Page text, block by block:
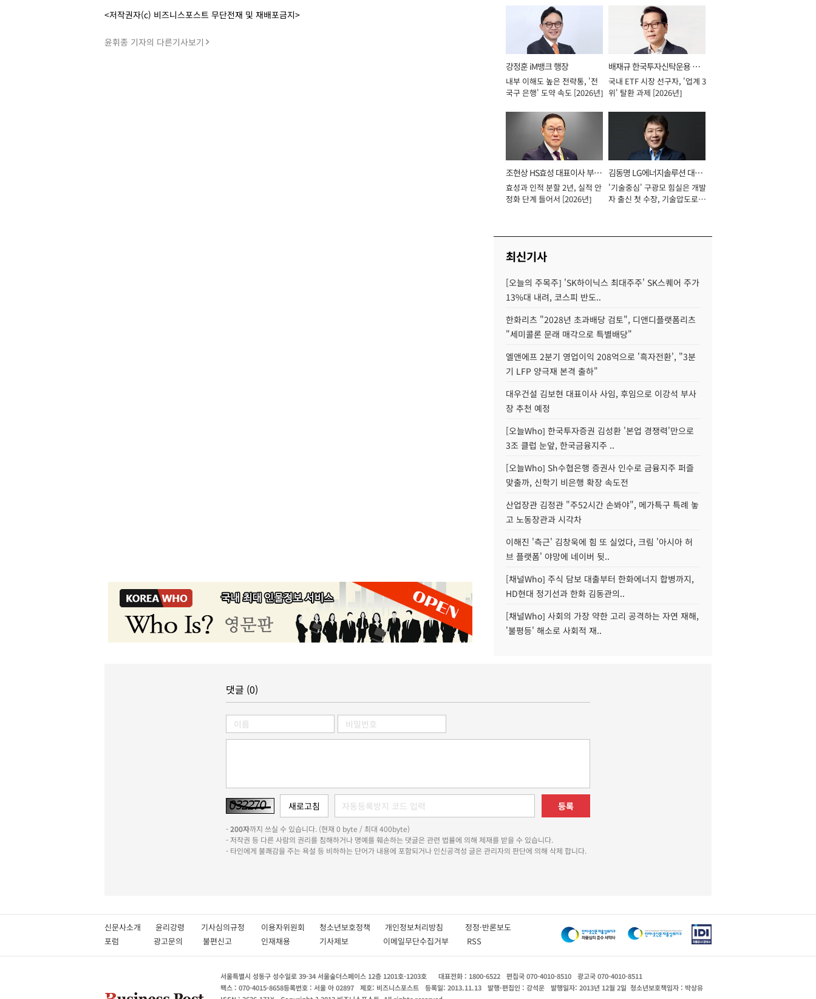
<저작권자(c) 비즈니스포스트 무단전재 및 재배포금지>
윤휘종 기자의 다른기사보기
강정훈 iM뱅크 행장
내부 이해도 높은 전략통, '전
국구 은행' 도약 속도 [2026년]
배재규 한국투자신탁운용 대
표이사 사장
국내 ETF 시장 선구자, '업계 3
위' 탈환 과제 [2026년]
조현상 HS효성 대표이사 부회
장
효성과 인적 분할 2년, 실적 안
정화 단계 들어서 [2026년]
김동명 LG에너지솔루션 대표
이사 사장
'기술중심' 구광모 힘실은 개발
자 출신 첫 수장, 기술압도로
최신기사
[오늘의 주목주] 'SK하이닉스 최대주주' SK스퀘어 주가
13%대 내려, 코스피 반도..
한화리츠 "2028년 초과배당 검토", 디앤디플랫폼리츠
"세미콜론 문래 매각으로 특별배당"
엘앤에프 2분기 영업이익 208억으로 '흑자전환', "3분
기 LFP 양극재 본격 출하"
대우건설 김보현 대표이사 사임, 후임으로 이강석 부사
장 추천 예정
[오늘Who] 한국투자증권 김성환 '본업 경쟁력'만으로
3조 클럽 눈앞, 한국금융지주 ..
[오늘Who] Sh수협은행 증권사 인수로 금융지주 퍼즐
맞출까, 신학기 비은행 확장 속도전
산업장관 김정관 "주52시간 손봐야", 메가특구 특례 놓
고 노동장관과 시각차
이해진 '측근' 김창욱에 힘 또 실었다, 크림 '아시아 허
브 플랫폼' 야망에 네이버 뒷..
[채널Who] 주식 담보 대출부터 한화에너지 합병까지,
HD현대 정기선과 한화 김동관의..
[채널Who] 사회의 가장 약한 고리 공격하는 자연 재해,
'불평등' 해소로 사회적 재..
댓글 (0)
등록
-200자까지 쓰실 수 있습니다. (현재 0 byte / 최대 400byte)
- 저작권 등 다른 사람의 권리를 침해하거나 명예를 훼손하는 댓글은 관련 법률에 의해 제재를 받을 수 있습니다.
- 타인에게 불쾌감을 주는 욕설 등 비하하는 단어가 내용에 포함되거나 인신공격성 글은 관리자의 판단에 의해 삭제 합니다.
신문사소개 윤리강령 기사심의규정 이용자위원회 청소년보호정책 개인정보처리방침 정정·반론보도
포럼
광고문의 불편신고 인재채용 기사제보 이메일무단수집거부 RSS
서울특별시 성동구 성수일로 39-34 서울숲더스페이스 12층 1201호-1203호 대표전화 : 1800-6522 편집국 070-4010-8510
광고국 070-4010-8511
팩스 : 070-4015-8658등록번호 : 서울 아 02897 제호: 비즈니스포스트 등록일: 2013.11.13 발행·편집인 : 강석운 발행일자: 2013년 12월 2일 청소년보호책임자 : 박상유